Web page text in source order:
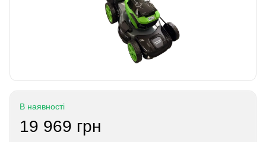
В наявності
19 969 грн